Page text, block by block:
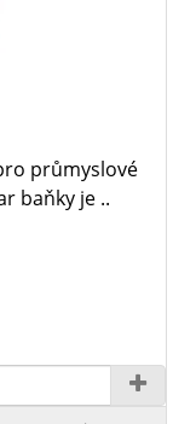
průmyslové
baňky je ..